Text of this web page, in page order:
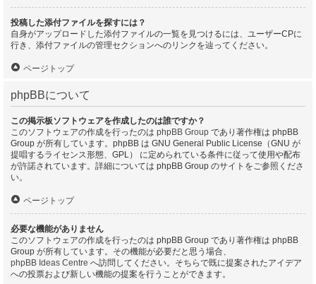
投稿した添付ファイルを探すには？
自身がアップロードした添付ファイルの一覧を見つけるには、ユーザーCPに
行き、添付ファイルの管理セクションへのリンクを辿ってください。
ページトップ
phpBBについて
この掲示板ソフトウェアを作成したのは誰ですか？
このソフトウェアの作成を行ったのは phpBB Group であり著作権は phpBB
Group が所有しています。phpBB は GNU General Public License（GNU が
提唱するライセンス形態、GPL） に定められている条件に従って使用や配布
が許諾されています。詳細については phpBB Group のサイトをご参照くださ
い。
ページトップ
必要な機能がありません
このソフトウェアの作成を行ったのは phpBB Group であり著作権は phpBB
Group が所有しています。その機能が必要だと思う場合、
phpBB Ideas Centre へ訪問してください。そちらで既に提案されたアイデア
への投票および新しい機能の提案を行うことができます。